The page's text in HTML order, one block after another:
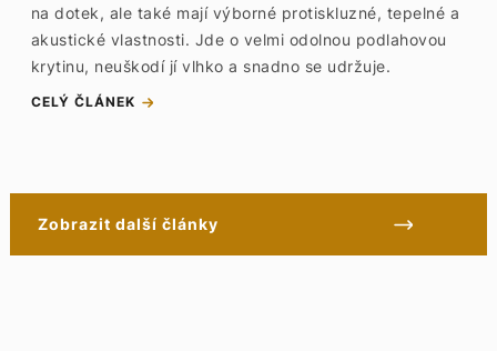
na dotek, ale také mají výborné protiskluzné, tepelné a
akustické vlastnosti. Jde o velmi odolnou podlahovou
krytinu, neuškodí jí vlhko a snadno se udržuje.
CELÝ ČLÁNEK
Zobrazit další články